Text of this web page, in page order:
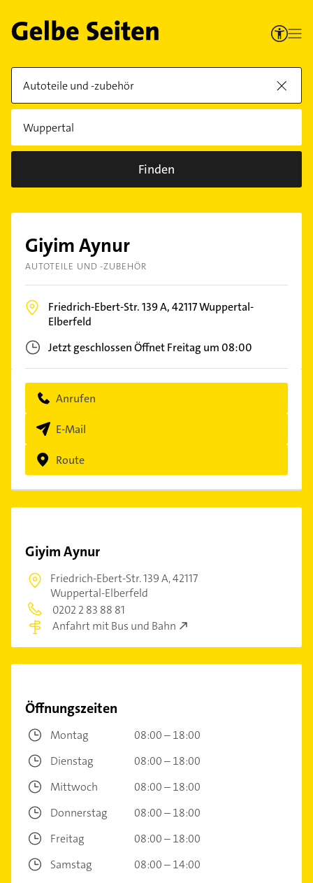
Finden
Giyim Aynur
AUTOTEILE UND -ZUBEHÖR
Friedrich-Ebert-Str. 139 A,42117Wuppertal-
Elberfeld
Jetzt geschlossenÖffnet Freitag um 08:00
Anrufen
E-Mail
Route
Giyim Aynur
Friedrich-Ebert-Str. 139 A,42117
Wuppertal-Elberfeld
0202 2 83 88 81
Anfahrt mit Bus und Bahn
Öffnungszeiten
Montag
08:00 – 18:00
Dienstag
08:00 – 18:00
Mittwoch
08:00 – 18:00
Donnerstag
08:00 – 18:00
Freitag
08:00 – 18:00
Samstag
08:00 – 14:00